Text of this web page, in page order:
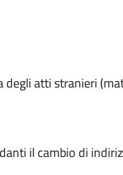
atti stranieri
il cambio di